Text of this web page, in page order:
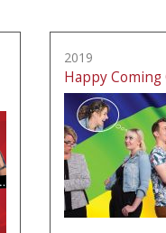
2019
Happy Coming